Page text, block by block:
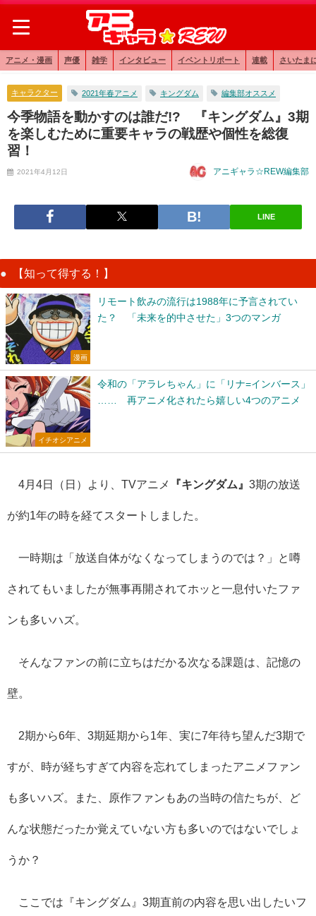
アニメ・漫画 声優 雑学 インタビュー イベントリポート 連載 さいたま
キャラクター 2021年春アニメ キングダム 編集部オススメ
今季物語を動かすのは誰だ!? 『キングダム』3期
を楽しむために重要キャラの戦歴や個性を総復
習！
2021年4月12日 アニギャラ☆REW編集部
LINE
【知って得する！】
漫画
リモート飲みの流行は1988年に予言されてい
た？ 「未来を的中させた」3つのマンガ
イチオシアニメ
令和の「アラレちゃん」に「リナ=インバース」
…… 再アニメ化されたら嬉しい4つのアニメ
4月4日（日）より、TVアニメ 『キングダム』 3期の放送
が約1年の時を経てスタートしました。
一時期は「放送自体がなくなってしまうのでは？」と噂
されてもいましたが無事再開されてホッと一息付いたファ
ンも多いハズ。
そんなファンの前に立ちはだかる次なる課題は、記憶の
壁。
2期から6年、 3期延期から1年、実に7年待ち望んだ3期で
すが、時が経ちすぎて内容を忘れてしまったアニメファン
も多いハズ。また、原作ファンもあの当時の信たちが、ど
んな状態だったか覚えていない方も多いのではないでしょ
うか？
ここでは『キングダム』 3期直前の内容を思い出したいフ